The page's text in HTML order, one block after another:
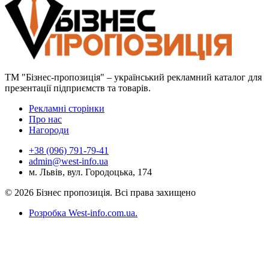
ТМ "Бізнес-пропозиція" – український рекламний каталог для
презентації підприємств та товарів.
Рекламні сторінки
Про нас
Нагороди
+38 (096) 791-79-41
admin@west-info.ua
м. Львів, вул. Городоцька, 174
© 2026 Бізнес пропозиція. Всі права захищено
Розробка West-info.com.ua.